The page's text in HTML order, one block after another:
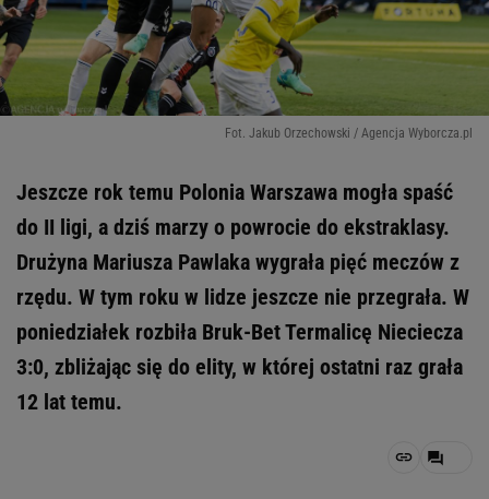
Fot. Jakub Orzechowski / Agencja Wyborcza.pl
Jeszcze rok temu Polonia Warszawa mogła spaść
do II ligi, a dziś marzy o powrocie do ekstraklasy.
Drużyna Mariusza Pawlaka wygrała pięć meczów z
rzędu. W tym roku w lidze jeszcze nie przegrała. W
poniedziałek rozbiła Bruk-Bet Termalicę Nieciecza
3:0, zbliżając się do elity, w której ostatni raz grała
12 lat temu.